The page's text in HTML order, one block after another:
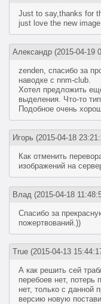
Just to say,thanks for
just love the new
Александр (2015-04-19
zenden, спасибо за
наводке с nnm-club.
Хотел предложить
выделения. Что-то
Подобное очень
Игорь (2015-04-18
Как отменить
изображений на
Влад (2015-04-18
Спасибо за
пожертвований.))
True (2015-04-13
А как решить сей
перебоев нет, потерь
нет, только с данной
версию новую